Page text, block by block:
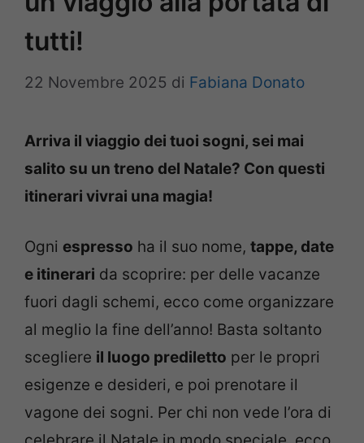
tutti!
22 Novembre 2025 di Fabiana Donato
Arriva il viaggio dei tuoi sogni, sei mai
salito su un treno del Natale? Con questi
itinerari vivrai una magia!
Ogni espresso ha il suo nome, tappe, date
e itinerari da scoprire: per delle vacanze
fuori dagli schemi, ecco come organizzare
al meglio la fine dell’anno! Basta soltanto
scegliere il luogo prediletto per le propri
esigenze e desideri, e poi prenotare il
vagone dei sogni. Per chi non vede l’ora di